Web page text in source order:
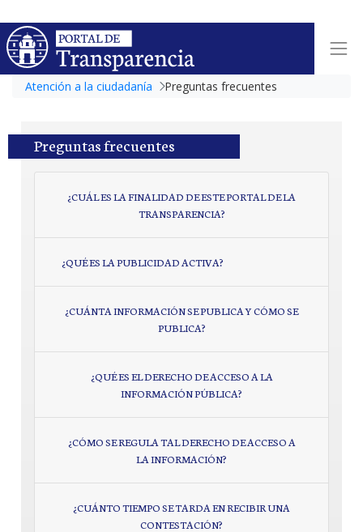
Atención a la ciudadanía Preguntas frecuentes
Preguntas frecuentes
¿CUÁL ES LA FINALIDAD DE ESTE PORTAL DE LA
TRANSPARENCIA?
¿QUÉ ES LA PUBLICIDAD ACTIVA?
¿CUÁNTA INFORMACIÓN SE PUBLICA Y CÓMO SE
PUBLICA?
¿QUÉ ES EL DERECHO DE ACCESO A LA
INFORMACIÓN PÚBLICA?
¿CÓMO SE REGULA TAL DERECHO DE ACCESO A
LA INFORMACIÓN?
¿CUÁNTO TIEMPO SE TARDA EN RECIBIR UNA
CONTESTACIÓN?